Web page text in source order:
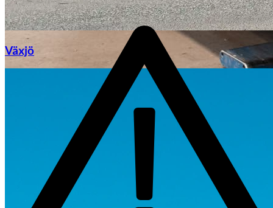
Växjö